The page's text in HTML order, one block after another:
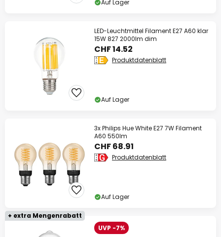
Auf Lager
LED-Leuchtmittel Filament E27 A60 klar
15W 827 2000lm dim
CHF 14.52
Produktdatenblatt
Auf Lager
3x Philips Hue White E27 7W Filament
A60 550lm
CHF 68.91
Produktdatenblatt
Auf Lager
+ extra Mengenrabatt
UVP -7%